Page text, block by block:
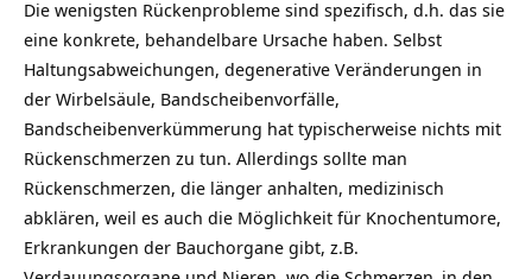
Die wenigsten Rückenprobleme sind spezifisch, d.h. das sie
eine konkrete, behandelbare Ursache haben. Selbst
Haltungsabweichungen, degenerative Veränderungen in
der Wirbelsäule, Bandscheibenvorfälle,
Bandscheibenverkümmerung hat typischerweise nichts mit
Rückenschmerzen zu tun. Allerdings sollte man
Rückenschmerzen, die länger anhalten, medizinisch
abklären, weil es auch die Möglichkeit für Knochentumore,
Erkrankungen der Bauchorgane gibt, z.B.